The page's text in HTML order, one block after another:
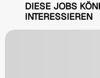
DIESE JOBS
INTERESSIEREN